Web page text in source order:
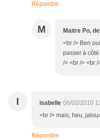
Répondre
M Maitre Po,
<br /> Ben
passer à
/> <br /> <br /
I isabelle 06/02/2010
<br /> mais, heu,
Répondre